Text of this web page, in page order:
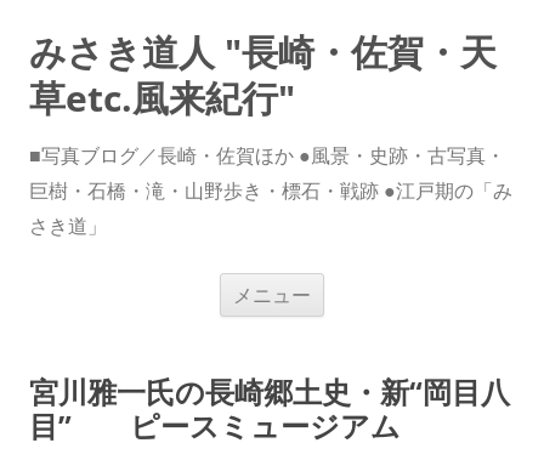
みさき道人 "長崎・佐賀・天
草etc.風来紀行"
■写真ブログ／長崎・佐賀ほか ●風景・史跡・古写真・
巨樹・石橋・滝・山野歩き・標石・戦跡 ●江戸期の「み
さき道」
メニュー
ス
キ
ッ
プ
宮川雅一氏の長崎郷土史・新“岡目八
目” ピースミュージアム